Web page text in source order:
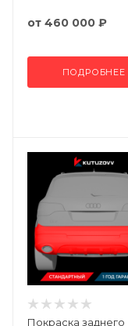
от 460 000 ₽
ПОДРОБНЕЕ
Покраска заднего